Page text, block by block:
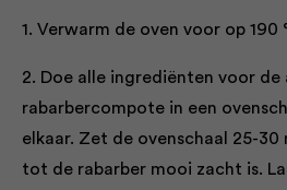
1. Verwarm de oven voor op 190
2. Doe alle ingrediënten voor de
rabarbercompote in een
elkaar. Zet de ovenschaal 25-
tot de rabarber mooi zacht is.